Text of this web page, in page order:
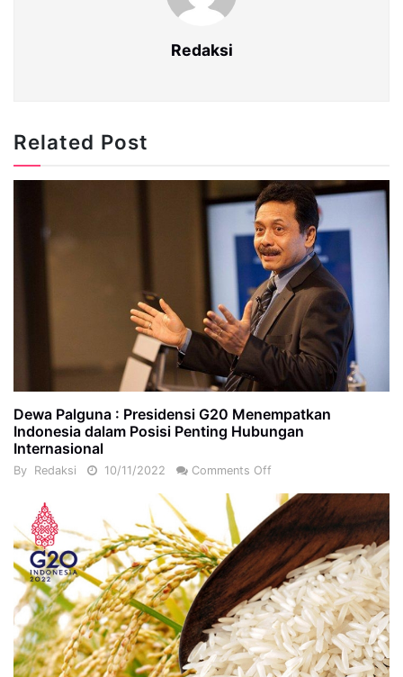
Redaksi
Related Post
Dewa Palguna : Presidensi G20 Menempatkan
Indonesia dalam Posisi Penting Hubungan
Internasional
By Redaksi 10/11/2022 Comments Off